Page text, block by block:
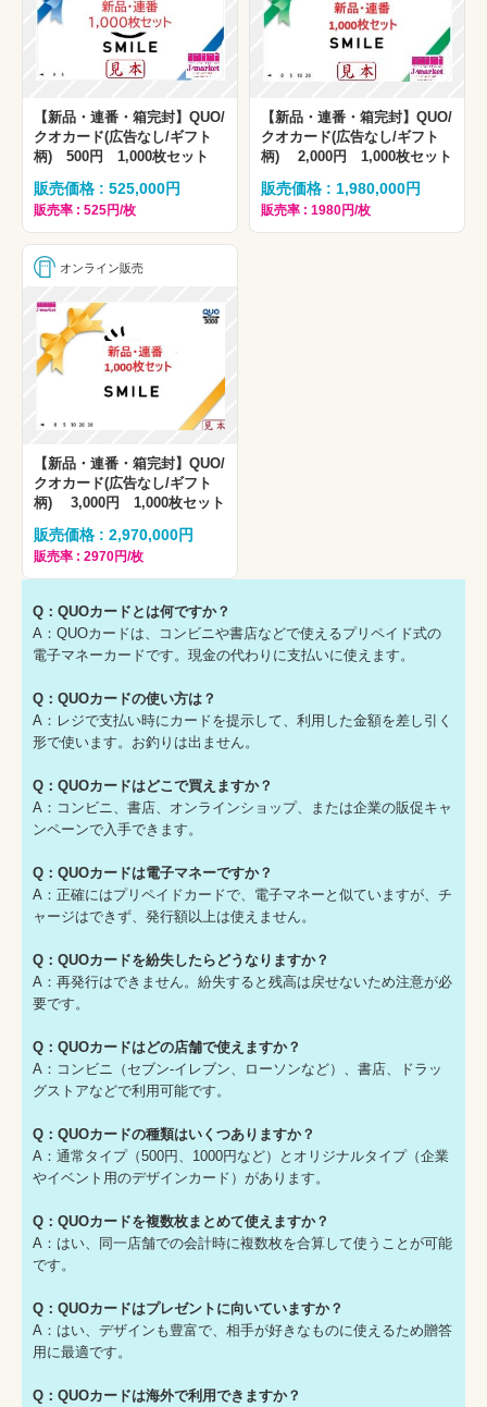
【新品・連番・箱完封】QUO/
クオカード(広告なし/ギフト
柄) 500円 1,000枚セット
販売価格 : 525,000円
販売率 : 525円/枚
【新品・連番・箱完封】QUO/
クオカード(広告なし/ギフト
柄) 2,000円 1,000枚セット
販売価格 : 1,980,000円
販売率 : 1980円/枚
オンライン販売
【新品・連番・箱完封】QUO/
クオカード(広告なし/ギフト
柄) 3,000円 1,000枚セット
販売価格 : 2,970,000円
販売率 : 2970円/枚
Q：QUOカードとは何ですか？
A：QUOカードは、コンビニや書店などで使えるプリペイド式の
電子マネーカードです。現金の代わりに支払いに使えます。
Q：QUOカードの使い方は？
A：レジで支払い時にカードを提示して、利用した金額を差し引く
形で使います。お釣りは出ません。
Q：QUOカードはどこで買えますか？
A：コンビニ、書店、オンラインショップ、または企業の販促キャ
ンペーンで入手できます。
Q：QUOカードは電子マネーですか？
A：正確にはプリペイドカードで、電子マネーと似ていますが、チ
ャージはできず、発行額以上は使えません。
Q：QUOカードを紛失したらどうなりますか？
A：再発行はできません。紛失すると残高は戻せないため注意が必
要です。
Q：QUOカードはどの店舗で使えますか？
A：コンビニ（セブン-イレブン、ローソンなど）、書店、ドラッ
グストアなどで利用可能です。
Q：QUOカードの種類はいくつありますか？
A：通常タイプ（500円、1000円など）とオリジナルタイプ（企業
やイベント用のデザインカード）があります。
Q：QUOカードを複数枚まとめて使えますか？
A：はい、同一店舗での会計時に複数枚を合算して使うことが可能
です。
Q：QUOカードはプレゼントに向いていますか？
A：はい、デザインも豊富で、相手が好きなものに使えるため贈答
用に最適です。
Q：QUOカードは海外で利用できますか？